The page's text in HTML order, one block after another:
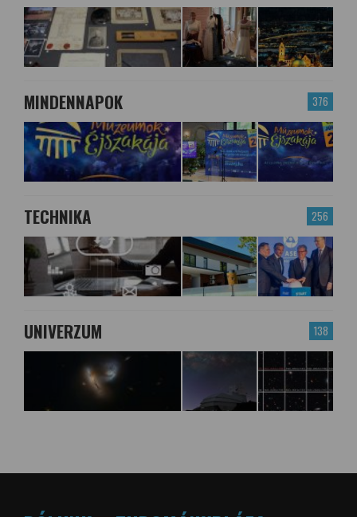
376
MINDENNAPOK
256
TECHNIKA
138
UNIVERZUM